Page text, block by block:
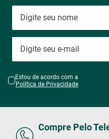
Estou de acordo com a
Política de Privacidade
Compre Pelo